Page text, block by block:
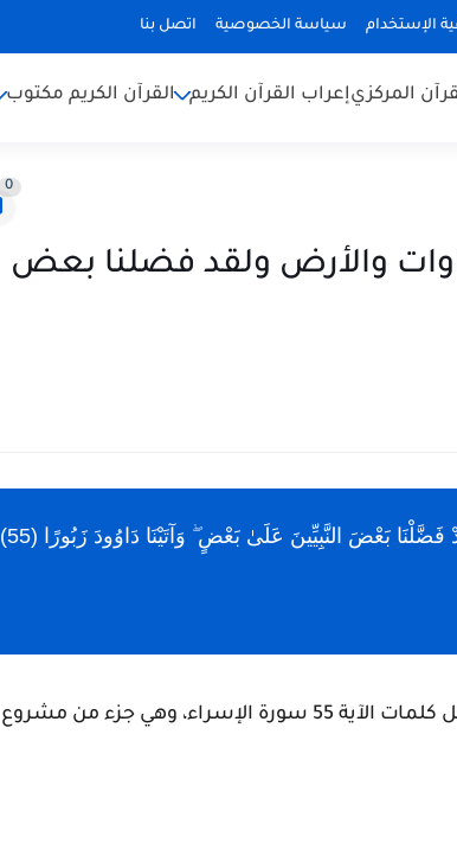
الإستخدام سياسة الخصوصية اتصل بنا
المركزيإعراب القرآن الكريم القرآن الكريم مكتوب
0
والأرض ولقد فضلنا بعض
اعراب وَرَبُّكَ أَعْلَمُ بِمَن فِي السَّمَاوَاتِ وَالْأَرْضِ ۗ وَلَقَدْ فَضَّلْنَا بَعْضَ النَّبِيِّينَ عَلَىٰ بَعْضٍ ۖ وَآتَيْنَا دَاوُودَ زَبُورًا (55)
الإسراء، وهي جزء من مشروع